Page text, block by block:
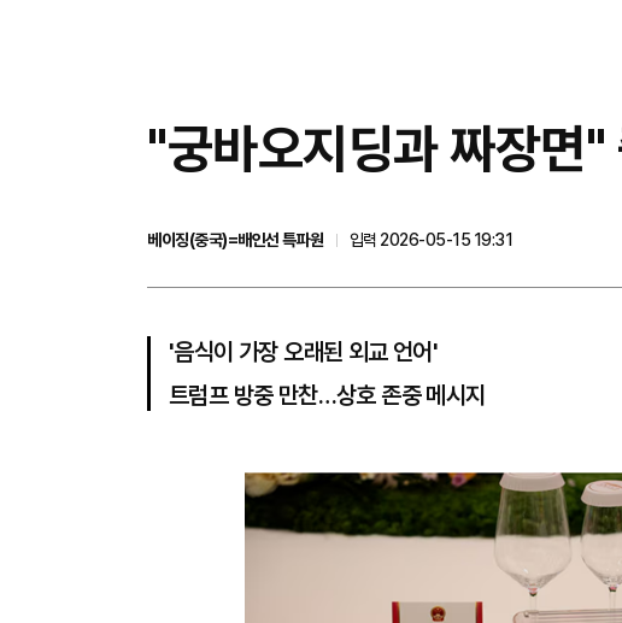
"궁바오지딩과 짜장면
베이징(중국)=배인선 특파원
입력 2026-05-15 19:31
'음식이 가장 오래된 외교 언어'
트럼프 방중 만찬…상호 존중 메시지